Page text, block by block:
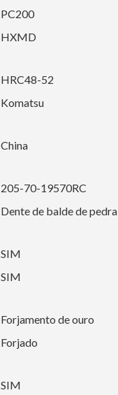
PC200
HXMD
HRC48-52
Komatsu
China
205-70-19570RC
Dente de balde de pedra
SIM
SIM
Forjamento de ouro
Forjado
SIM